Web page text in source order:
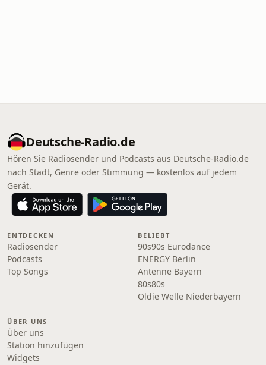
Deutsche-Radio.de
Hören Sie Radiosender und Podcasts aus Deutsche-Radio.de
nach Stadt, Genre oder Stimmung — kostenlos auf jedem
Gerät.
ENTDECKEN
Radiosender
Podcasts
Top Songs
BELIEBT
90s90s Eurodance
ENERGY Berlin
Antenne Bayern
80s80s
Oldie Welle Niederbayern
ÜBER UNS
Über uns
Station hinzufügen
Widgets